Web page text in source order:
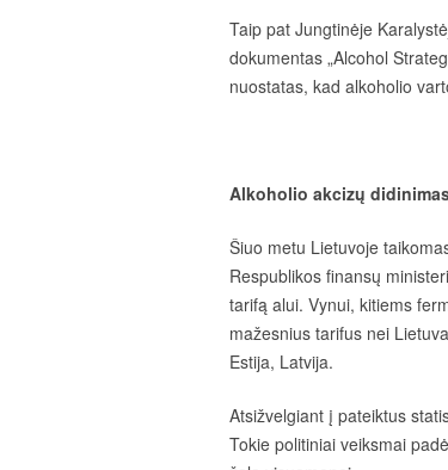
Taip pat Jungtinėje
dokumentas „Alcohol
nuostatas, kad alkoholio
Alkoholio akcizų
Šiuo metu Lietuvoje
Respublikos finansų
tarifą alui. Vynui, kitiems
mažesnius tarifus nei
Estija, Latvija.
Atsižvelgiant į pateiktus
Tokie politiniai veiksmai